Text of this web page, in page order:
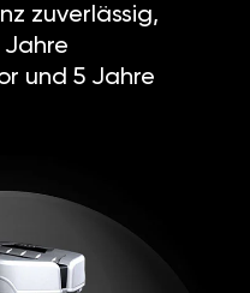
zuverlässig,
Jahre
und 5 Jahre